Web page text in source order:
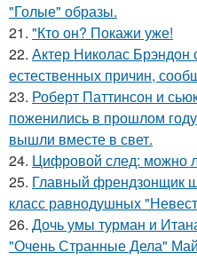
"Голые" образы.
21. "Кто он? Покажи уже!
22. Актер Николас Брэндон
естественных причин,
23. Роберт Паттинсон и
поженились в прошлом
вышли вместе в свет.
24. Цифровой след: можно
25. Главный френдзонщик
класс равнодушных
26. Дочь умы турман и
"Очень Странные Дела"